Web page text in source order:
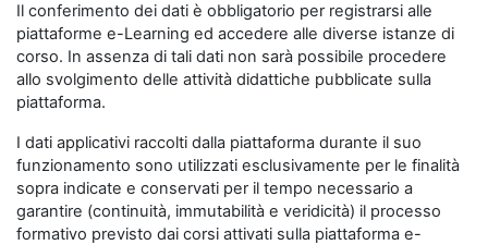
Il conferimento dei dati è obbligatorio per registrarsi alle
piattaforme e-Learning ed accedere alle diverse istanze di
corso. In assenza di tali dati non sarà possibile procedere
allo svolgimento delle attività didattiche pubblicate sulla
piattaforma.
I dati applicativi raccolti dalla piattaforma durante il suo
funzionamento sono utilizzati esclusivamente per le finalità
sopra indicate e conservati per il tempo necessario a
garantire (continuità, immutabilità e veridicità) il processo
formativo previsto dai corsi attivati sulla piattaforma e-